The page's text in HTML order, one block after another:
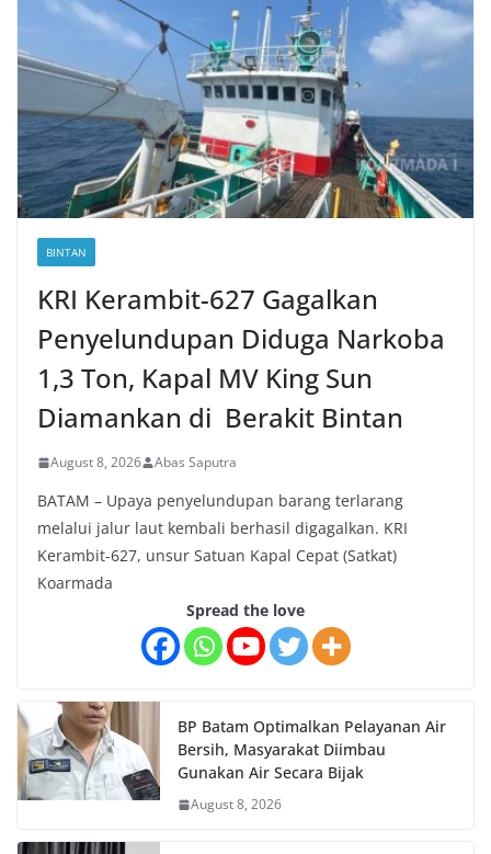
BINTAN
KRI Kerambit-627 Gagalkan
Penyelundupan Diduga Narkoba
1,3 Ton, Kapal MV King Sun
Diamankan di Berakit Bintan
August 8, 2026 Abas Saputra
BATAM – Upaya penyelundupan barang terlarang
melalui jalur laut kembali berhasil digagalkan. KRI
Kerambit-627, unsur Satuan Kapal Cepat (Satkat)
Koarmada
Spread the love
BP Batam Optimalkan Pelayanan Air
Bersih, Masyarakat Diimbau
Gunakan Air Secara Bijak
August 8, 2026